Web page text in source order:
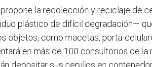
propone la recolección y reciclaje de
plástico de difícil degradación—
objetos, como macetas, porta-
en más de 100 consultorios de la
depositar sus cepillos en